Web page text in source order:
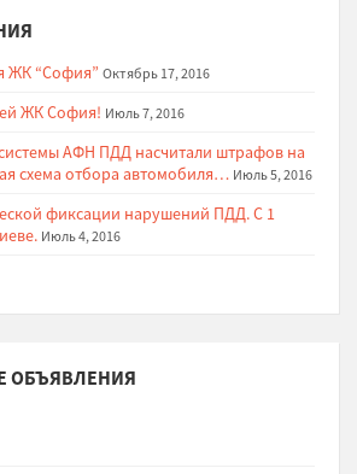
ЖК “София” Октябрь 17, 2016
ЖК София! Июль 7, 2016
АФН ПДД насчитали штрафов на
схема отбора автомобиля… Июль 5, 2016
фиксации нарушений ПДД. С 1
Июль 4, 2016
ОБЪЯВЛЕНИЯ